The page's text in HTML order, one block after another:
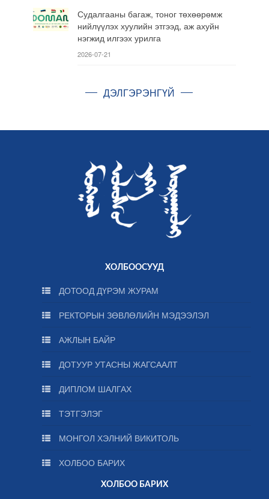
Судалгааны багаж, тоног төхөөрөмж
нийлүүлэх хуулийн этгээд, аж ахуйн
нэгжид илгээх урилга
2026-07-21
ДЭЛГЭРЭНГҮЙ
ХОЛБООСУУД
ДОТООД ДҮРЭМ ЖУРАМ
РЕКТОРЫН ЗӨВЛӨЛИЙН МЭДЭЭЛЭЛ
АЖЛЫН БАЙР
ДОТУУР УТАСНЫ ЖАГСААЛТ
ДИПЛОМ ШАЛГАХ
ТЭТГЭЛЭГ
МОНГОЛ ХЭЛНИЙ ВИКИТОЛЬ
ХОЛБОО БАРИХ
ХОЛБОО БАРИХ